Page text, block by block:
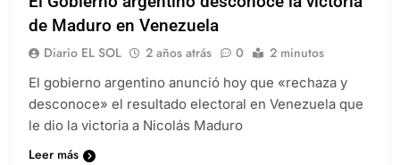
de Maduro en Venezuela
Diario EL SOL 2 años atrás 0 2 minutos
El gobierno argentino anunció hoy que «rechaza y
desconoce» el resultado electoral en Venezuela que
le dio la victoria a Nicolás Maduro
Leer más